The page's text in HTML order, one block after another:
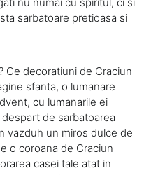
sarbatoare pretioasa si
Ce decoratiuni de Craciun
sfanta, o lumanare
cu lumanarile ei
de sarbatoarea
vazduh un miros dulce de
o coroana de Craciun
casei tale atat in